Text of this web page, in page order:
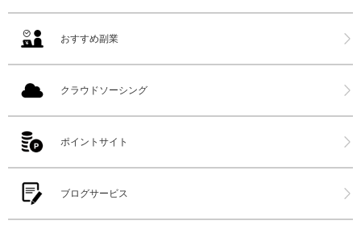
おすすめ副業
クラウドソーシング
ポイントサイト
ブログサービス